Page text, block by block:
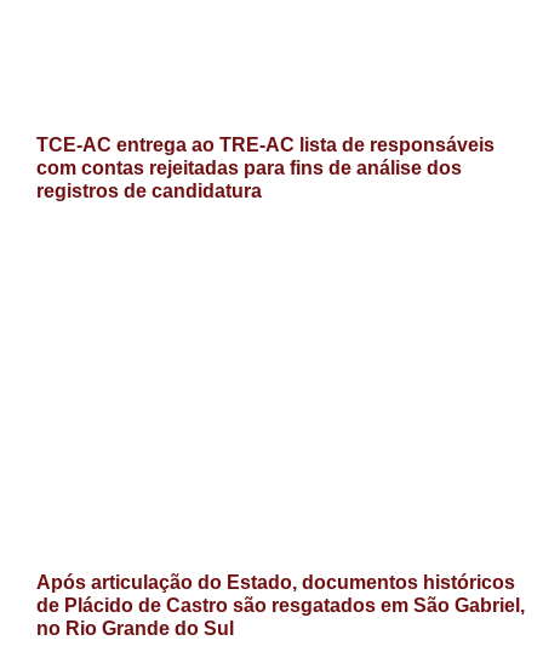
TCE-AC entrega ao TRE-AC lista de responsáveis
com contas rejeitadas para fins de análise dos
registros de candidatura
Após articulação do Estado, documentos históricos
de Plácido de Castro são resgatados em São Gabriel,
no Rio Grande do Sul